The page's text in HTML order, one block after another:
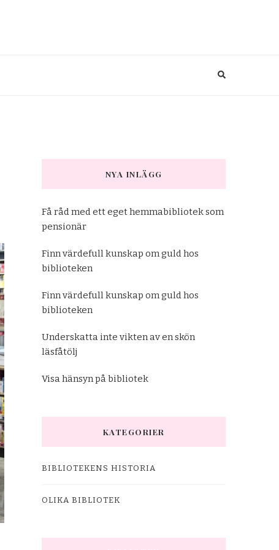
NYA INLÄGG
Få råd med ett eget hemmabibliotek som
pensionär
Finn värdefull kunskap om guld hos
biblioteken
Finn värdefull kunskap om guld hos
biblioteken
Underskatta inte vikten av en skön
läsfåtölj
Visa hänsyn på bibliotek
KATEGORIER
BIBLIOTEKENS HISTORIA
OLIKA BIBLIOTEK